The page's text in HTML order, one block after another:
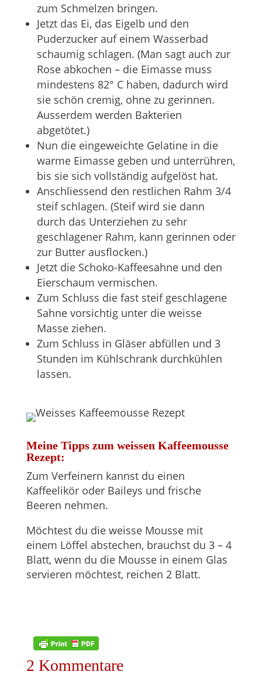
zum Schmelzen bringen.
Jetzt das Ei, das Eigelb und den
Puderzucker auf einem Wasserbad
schaumig schlagen. (Man sagt auch zur
Rose abkochen – die Eimasse muss
mindestens 82° C haben, dadurch wird
sie schön cremig, ohne zu gerinnen.
Ausserdem werden Bakterien
abgetötet.)
Nun die eingeweichte Gelatine in die
warme Eimasse geben und unterrühren,
bis sie sich vollständig aufgelöst hat.
Anschliessend den restlichen Rahm 3/4
steif schlagen. (Steif wird sie dann
durch das Unterziehen zu sehr
geschlagener Rahm, kann gerinnen oder
zur Butter ausflocken.)
Jetzt die Schoko-Kaffeesahne und den
Eierschaum vermischen.
Zum Schluss die fast steif geschlagene
Sahne vorsichtig unter die weisse
Masse ziehen.
Zum Schluss in Gläser abfüllen und 3
Stunden im Kühlschrank durchkühlen
lassen.
Meine Tipps zum weissen Kaffeemousse
Rezept:
Zum Verfeinern kannst du einen
Kaffeelikör oder Baileys und frische
Beeren nehmen.
Möchtest du die weisse Mousse mit
einem Löffel abstechen, brauchst du 3 – 4
Blatt, wenn du die Mousse in einem Glas
servieren möchtest, reichen 2 Blatt.
2 Kommentare